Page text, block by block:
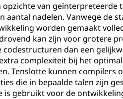
van geïnterpreteerde
nadelen. Vanwege de
worden gemaakt
kan zijn voor grotere
dan een
complexiteit bij het
Tenslotte kunnen compilers
die in bepaalde talen zijn
is gebruikt voor de